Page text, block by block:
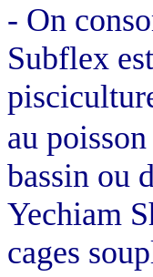
- On
Subflex
au poisson
bassin ou
Yechiam
cages